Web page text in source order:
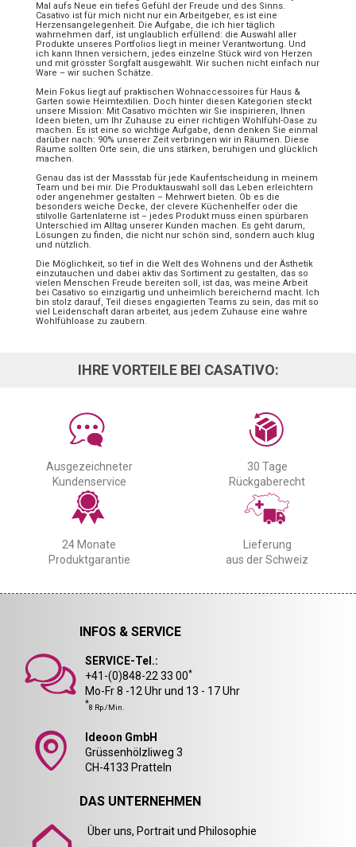
Mal aufs Neue ein tiefes Gefühl der Freude und des Sinns.
Casativo ist für mich nicht nur ein Arbeitgeber, es ist eine
Herzensangelegenheit. Die Aufgabe, die ich hier täglich
wahrnehmen darf, ist unglaublich erfüllend: die Auswahl aller
Produkte unseres Portfolios liegt in meiner Verantwortung. Und
ich kann Ihnen versichern, jedes einzelne Stück wird von Herzen
und mit grösster Sorgfalt ausgewählt. Wir suchen nicht einfach nur
Ware – wir suchen Schätze.
Mein Fokus liegt auf praktischen Wohnaccessoires für Haus &
Garten sowie Heimtextilien. Doch hinter diesen Kategorien steckt
unsere Mission: Mit Casativo möchten wir Sie inspirieren, Ihnen
Ideen bieten, um Ihr Zuhause zu einer richtigen Wohlfühl-Oase zu
machen. Es ist eine so wichtige Aufgabe, denn denken Sie einmal
darüber nach: 90% unserer Zeit verbringen wir in Räumen. Diese
Räume sollten Orte sein, die uns stärken, beruhigen und glücklich
machen.
Genau das ist der Massstab für jede Kaufentscheidung in meinem
Team und bei mir. Die Produktauswahl soll das Leben erleichtern
oder angenehmer gestalten – Mehrwert bieten. Ob es die
besonders weiche Decke, der clevere Küchenhelfer oder die
stilvolle Gartenlaterne ist – jedes Produkt muss einen spürbaren
Unterschied im Alltag unserer Kunden machen. Es geht darum,
Lösungen zu finden, die nicht nur schön sind, sondern auch klug
und nützlich.
Die Möglichkeit, so tief in die Welt des Wohnens und der Ästhetik
einzutauchen und dabei aktiv das Sortiment zu gestalten, das so
vielen Menschen Freude bereiten soll, ist das, was meine Arbeit
bei Casativo so einzigartig und unheimlich bereichernd macht. Ich
bin stolz darauf, Teil dieses engagierten Teams zu sein, das mit so
viel Leidenschaft daran arbeitet, aus jedem Zuhause eine wahre
Wohlfühloase zu zaubern.
IHRE VORTEILE BEI CASATIVO:
Ausgezeichneter
Kundenservice
30 Tage
Rückgaberecht
24 Monate
Produktgarantie
Lieferung
aus der Schweiz
INFOS & SERVICE
SERVICE-Tel.:
+41-(0)848-22 33 00*
Mo-Fr 8 -12 Uhr und 13 - 17 Uhr
*8 Rp./Min.
Ideoon GmbH
Grüssenhölzliweg 3
CH-4133 Pratteln
DAS UNTERNEHMEN
Über uns, Portrait und Philosophie